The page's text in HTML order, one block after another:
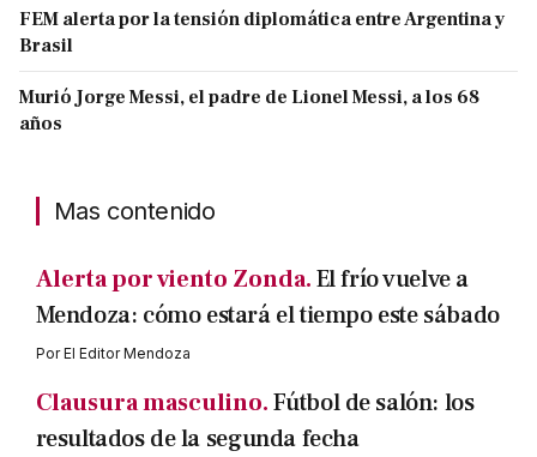
FEM alerta por la tensión diplomática entre Argentina y
Brasil
Murió Jorge Messi, el padre de Lionel Messi, a los 68
años
Mas contenido
Alerta por viento Zonda.El frío vuelve a
Mendoza: cómo estará el tiempo este sábado
PorEl Editor Mendoza
Clausura masculino.Fútbol de salón: los
resultados de la segunda fecha